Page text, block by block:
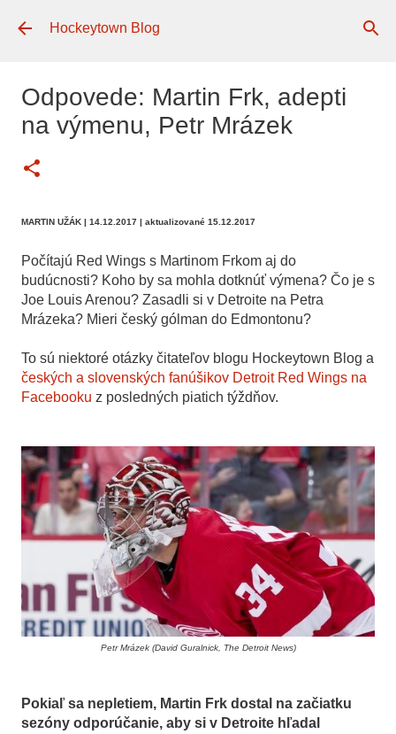
Preskočiť na hlavný obsah
Hockeytown Blog
Odpovede: Martin Frk, adepti
na výmenu, Petr Mrázek
MARTIN UŽÁK | 14.12.2017 | aktualizované 15.12.2017
Počítajú Red Wings s Martinom Frkom aj do
budúcnosti? Koho by sa mohla dotknúť výmena? Čo je s
Joe Louis Arenou? Zasadli si v Detroite na Petra
Mrázeka? Mieri český gólman do Edmontonu?
To sú niektoré otázky čitateľov blogu Hockeytown Blog a
českých a slovenských fanúšikov Detroit Red Wings na
Facebooku z posledných piatich týždňov.
Petr Mrázek (David Guralnick, The Detroit News)
Pokiaľ sa nepletiem, Martin Frk dostal na začiatku
sezóny odporúčanie, aby si v Detroite hľadal